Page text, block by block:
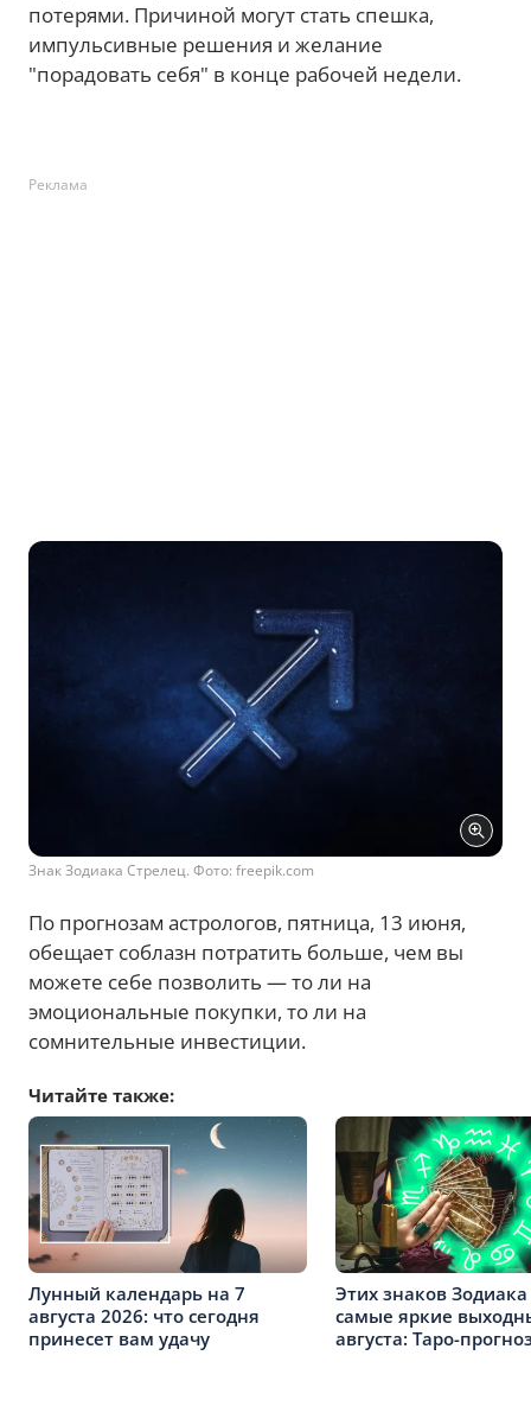
потерями. Причиной могут стать спешка,
импульсивные решения и желание
"порадовать себя" в конце рабочей недели.
Реклама
Знак Зодиака Стрелец. Фото: freepik.com
По прогнозам астрологов, пятница, 13 июня,
обещает соблазн потратить больше, чем вы
можете себе позволить — то ли на
эмоциональные покупки, то ли на
сомнительные инвестиции.
Читайте также:
Лунный календарь на 7
августа 2026: что сегодня
принесет вам удачу
Этих знаков
самые яркие
августа: Таро-